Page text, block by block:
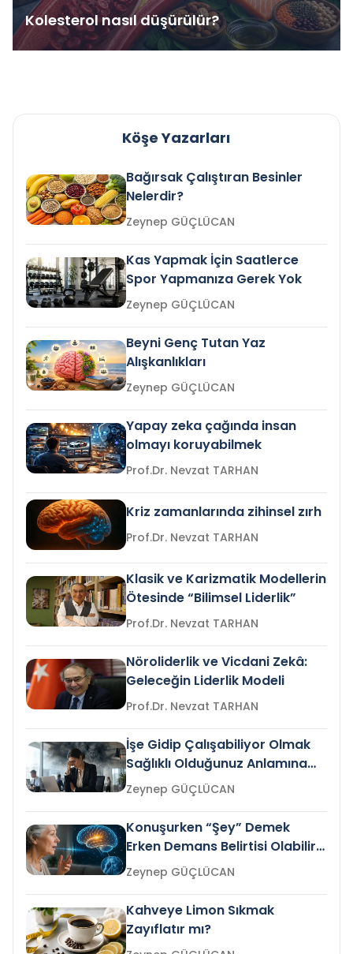
Kolesterol nasıl düşürülür?
Köşe Yazarları
Bağırsak Çalıştıran Besinler
Nelerdir?
Zeynep GÜÇLÜCAN
Kas Yapmak İçin Saatlerce
Spor Yapmanıza Gerek Yok
Zeynep GÜÇLÜCAN
Beyni Genç Tutan Yaz
Alışkanlıkları
Zeynep GÜÇLÜCAN
Yapay zeka çağında insan
olmayı koruyabilmek
Prof.Dr. Nevzat TARHAN
Kriz zamanlarında zihinsel zırh
Prof.Dr. Nevzat TARHAN
Klasik ve Karizmatik Modellerin
Ötesinde “Bilimsel Liderlik”
Prof.Dr. Nevzat TARHAN
Nöroliderlik ve Vicdani Zekâ:
Geleceğin Liderlik Modeli
Prof.Dr. Nevzat TARHAN
İşe Gidip Çalışabiliyor Olmak
Sağlıklı Olduğunuz Anlamına
Gelir mi?Zeynep GÜÇLÜCAN
Konuşurken “Şey” Demek
Erken Demans Belirtisi Olabilir
mi?
Zeynep GÜÇLÜCAN
Kahveye Limon Sıkmak
Zayıflatır mı?